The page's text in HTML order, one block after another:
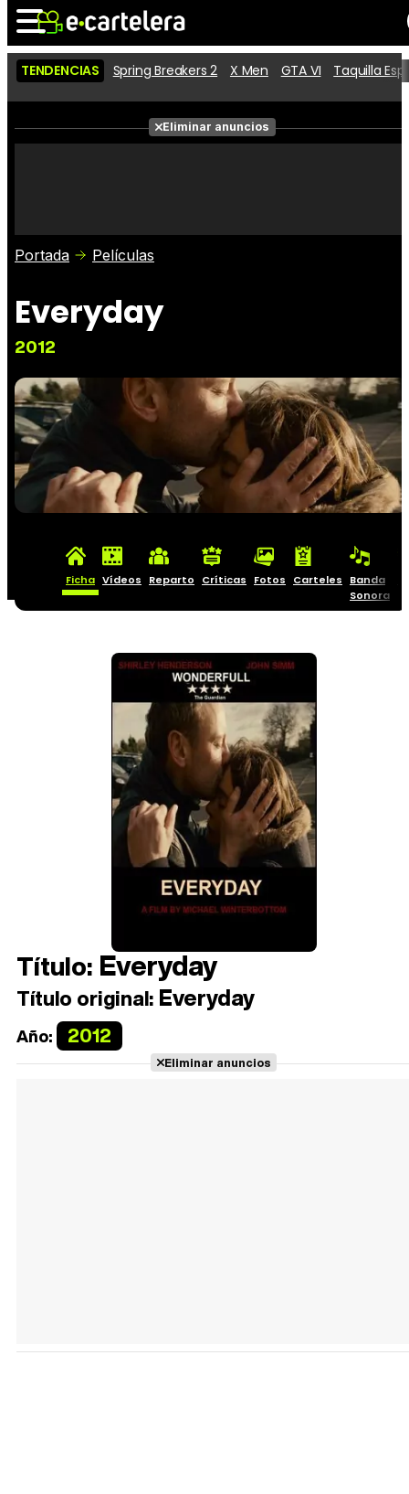
Noticias Cartelera
Películas
Críticas
TENDENCIAS Spring Breakers 2 X Men GTA VI Taquilla
Eliminar anuncios
Portada Películas
Everyday
2012
Ficha Vídeos Reparto Críticas Fotos Carteles
Banda
Sonora
Título: Everyday
Título original: Everyday
Año: 2012
Eliminar anuncios